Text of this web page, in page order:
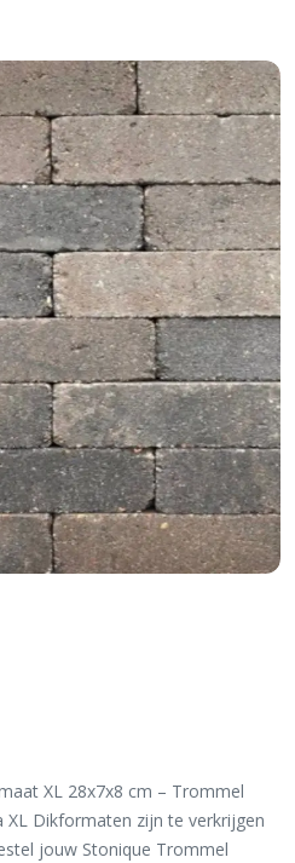
XL 28x7x8 cm – Trommel
XL Dikformaten zijn te verkrijgen
jouw Stonique Trommel